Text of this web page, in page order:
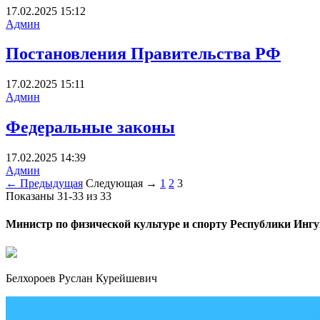
17.02.2025 15:12
Админ
Постановления Правительства РФ
17.02.2025 15:11
Админ
Федеральные законы
17.02.2025 14:39
Админ
← Предыдущая Следующая → 1 2 3
Показаны 31-33 из 33
Министр по физической культуре и спорту Республики
Белхороев Руслан Курейшевич